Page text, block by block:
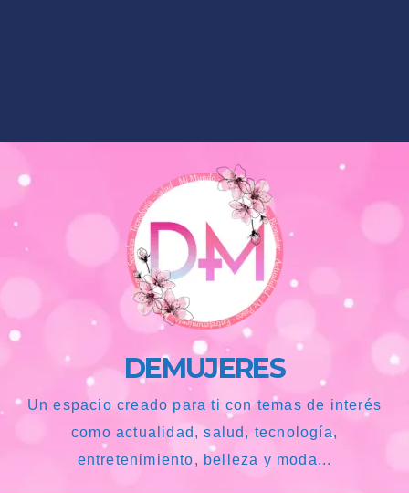
DEMUJERES
Un espacio creado para ti con temas de interés
como actualidad, salud, tecnología,
entretenimiento, belleza y moda...